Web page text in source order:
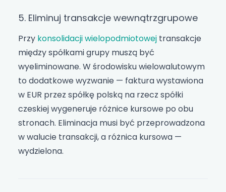
5. Eliminuj transakcje wewnątrzgrupowe
Przy konsolidacji wielopodmiotowej transakcje
między spółkami grupy muszą być
wyeliminowane. W środowisku wielowalutowym
to dodatkowe wyzwanie — faktura wystawiona
w EUR przez spółkę polską na rzecz spółki
czeskiej wygeneruje różnice kursowe po obu
stronach. Eliminacja musi być przeprowadzona
w walucie transakcji, a różnica kursowa —
wydzielona.